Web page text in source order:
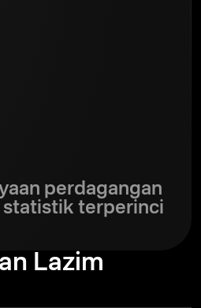
perdagangan
statistik terperinci
Lazim